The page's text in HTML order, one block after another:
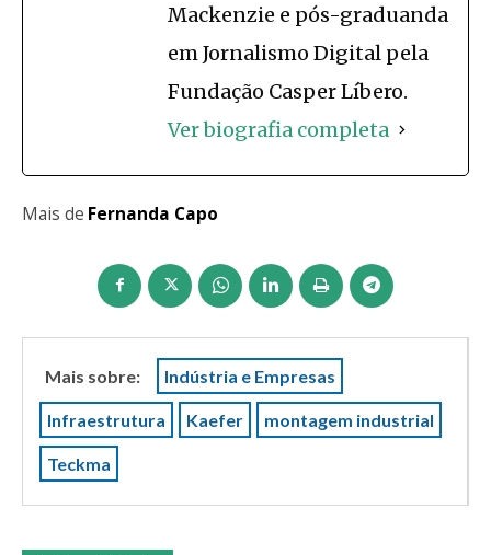
Mackenzie e pós-graduanda
em Jornalismo Digital pela
Fundação Casper Líbero.
Ver biografia completa
Mais de Fernanda Capo
Mais sobre: Indústria e Empresas
Infraestrutura Kaefer montagem industrial
Teckma